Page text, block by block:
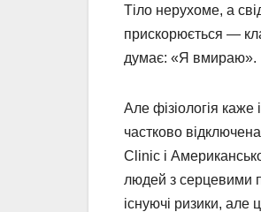
Тіло нерухоме, а
прискорюється —
думає: «Я вмираю».
Але фізіологія
частково
Clinic і
людей з серцевими
існуючі ризики, але